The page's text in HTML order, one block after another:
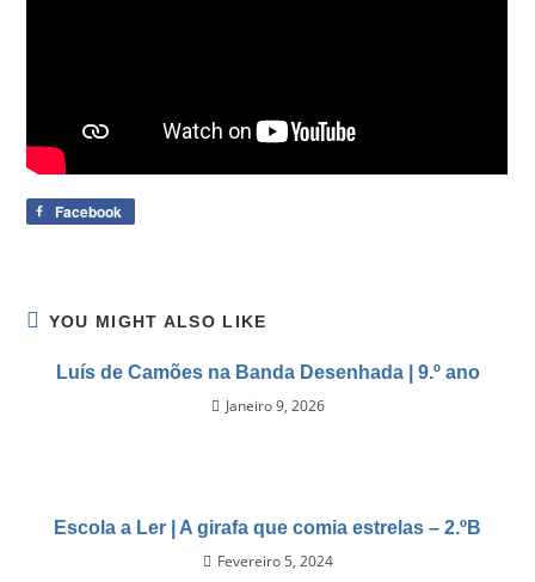
Facebook
YOU MIGHT ALSO LIKE
Luís de Camões na Banda Desenhada | 9.º ano
Janeiro 9, 2026
Escola a Ler | A girafa que comia estrelas – 2.ºB
Fevereiro 5, 2024